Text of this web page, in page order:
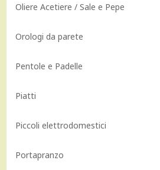
Oliere Acetiere / Sale e Pepe
Orologi da parete
Pentole e Padelle
Piatti
Piccoli elettrodomestici
Portapranzo